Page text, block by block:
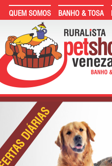
QUEM SOMOS BANHO & TOSA